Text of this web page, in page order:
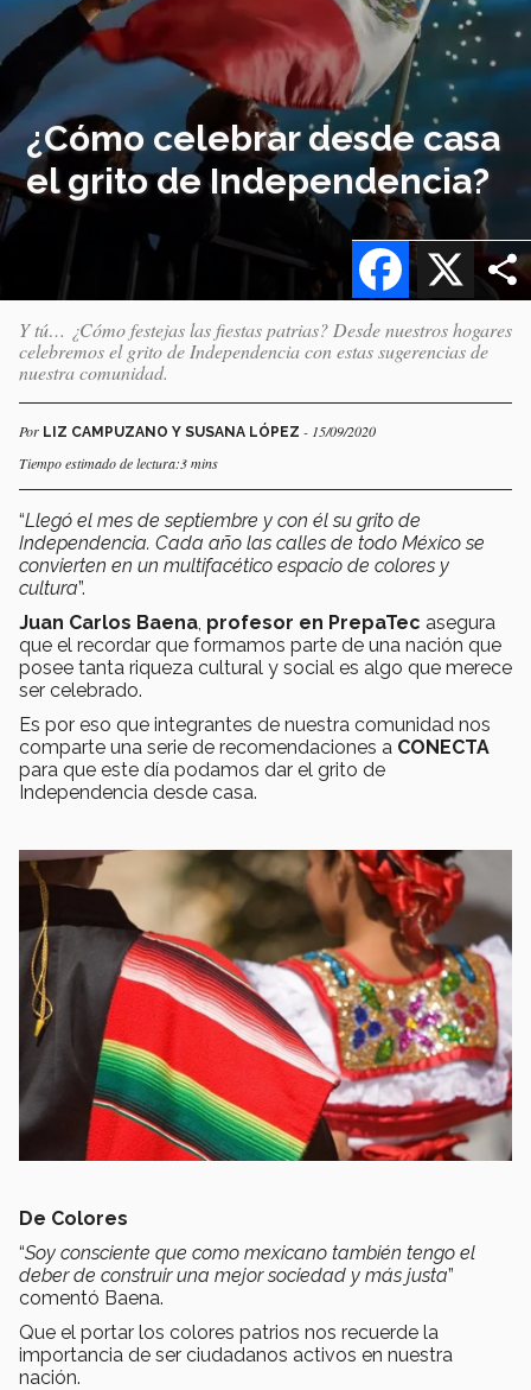
¿Cómo celebrar desde casa
el grito de Independencia?
X
Facebook
Y tú… ¿Cómo festejas las fiestas patrias? Desde nuestros hogares
celebremos el grito de Independencia con estas sugerencias de
nuestra comunidad.
Por LIZ CAMPUZANO Y SUSANA LÓPEZ - 15/09/2020
Tiempo estimado de lectura:3 mins
“Llegó el mes de septiembre y con él su grito de
Independencia. Cada año las calles de todo México se
convierten en un multifacético espacio de colores y
cultura”.
Juan Carlos Baena profesor en PrepaTec asegura
que el recordar que formamos parte de una nación que
posee tanta riqueza cultural y social es algo que merece
ser celebrado.
Es por eso que integrantes de nuestra comunidad nos
comparte una serie de recomendaciones a CONECTA
para que este día podamos dar el grito de
Independencia desde casa.
De Colores
“Soy consciente que como mexicano también tengo el
deber de construir una mejor sociedad y más justa”
comentó Baena.
Que el portar los colores patrios nos recuerde la
importancia de ser ciudadanos activos en nuestra
nación.